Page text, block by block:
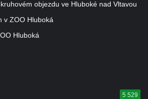
objezdu ve Hluboké nad Vltavou
v ZOO Hluboká
Hluboká
5 529